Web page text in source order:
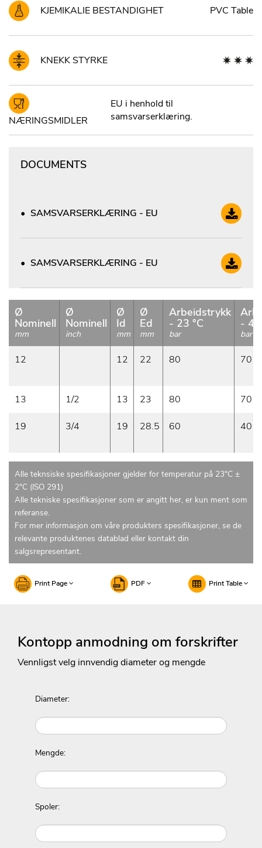
KJEMIKALIE BESTANDIGHET PVC Table
KNEKK STYRKE
NÆRINGSMIDLER
EU i henhold til
samsvarserklæring.
DOCUMENTS
SAMSVARSERKLÆRING - EU
SAMSVARSERKLÆRING - EU
Ø
Nominell
mm
Ø
Nominell
inch
Ø
Id
mm
Ø
Ed
mm
Arbeidstrykk
- 23 °C
bar
- 40
bar
12 12 22 80 70
13 1/2 13 23 80 70
19 3/4 19 28.5 60 40
Alle teknsiske spesifikasjoner gjelder for temperatur på 23°C ±
2°C (ISO 291)
Alle tekniske spesifikasjoner som er angitt her, er kun ment som
referanse.
For mer informasjon om våre produkters spesifikasjoner, se de
relevante produktenes datablad eller kontakt din
salgsrepresentant.
Print Page PDF Print Table
Kontopp anmodning om forskrifter
Vennligst velg innvendig diameter og mengde
Diameter:
Mengde:
Spoler: